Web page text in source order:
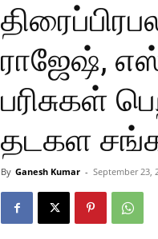
ராஜேஷ்,
பரிசுகள்
தடகள
By Ganesh Kumar - September 23,